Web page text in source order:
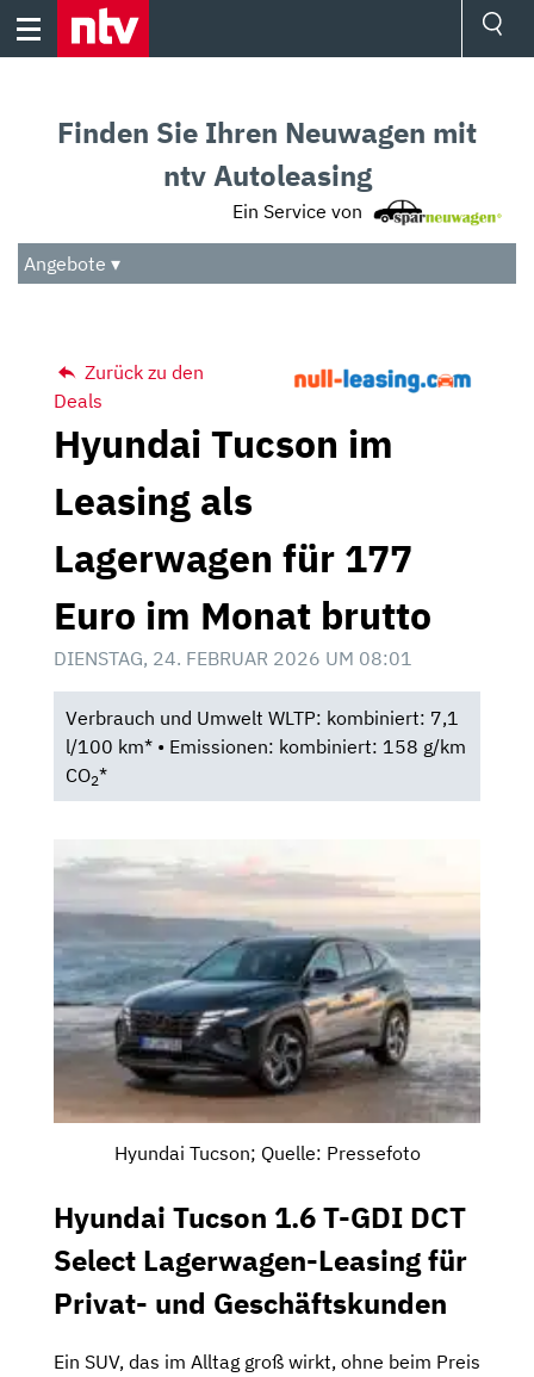
Skip
Audio
Das Beste
Finden Sie Ihren Neuwagen mit
ntv Autoleasing
Ein Service von
Angebote ▾
Zurück zu den
Deals
Hyundai Tucson im
Leasing als
Lagerwagen für 177
Euro im Monat brutto
DIENSTAG, 24. FEBRUAR 2026 UM 08:01
Verbrauch und Umwelt WLTP: kombiniert: 7,1
l/100 km* • Emissionen: kombiniert: 158 g/km
CO2*
Hyundai Tucson; Quelle: Pressefoto
Hyundai Tucson 1.6 T-GDI DCT
Select Lagerwagen-Leasing für
Privat- und Geschäftskunden
Ein SUV, das im Alltag groß wirkt, ohne beim Preis